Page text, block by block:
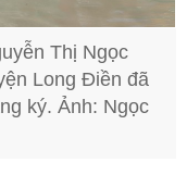
Thị Ngọc
Long Điền đã
ký. Ảnh: Ngọc